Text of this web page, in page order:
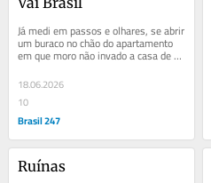
Já medi em passos e olhares, se abrir
um buraco no chão do apartamento
em que moro não invado a casa de
ninguém. Pela abertura imaginária,
jamais...
18.06.2026
10
Brasil 247
Ruínas